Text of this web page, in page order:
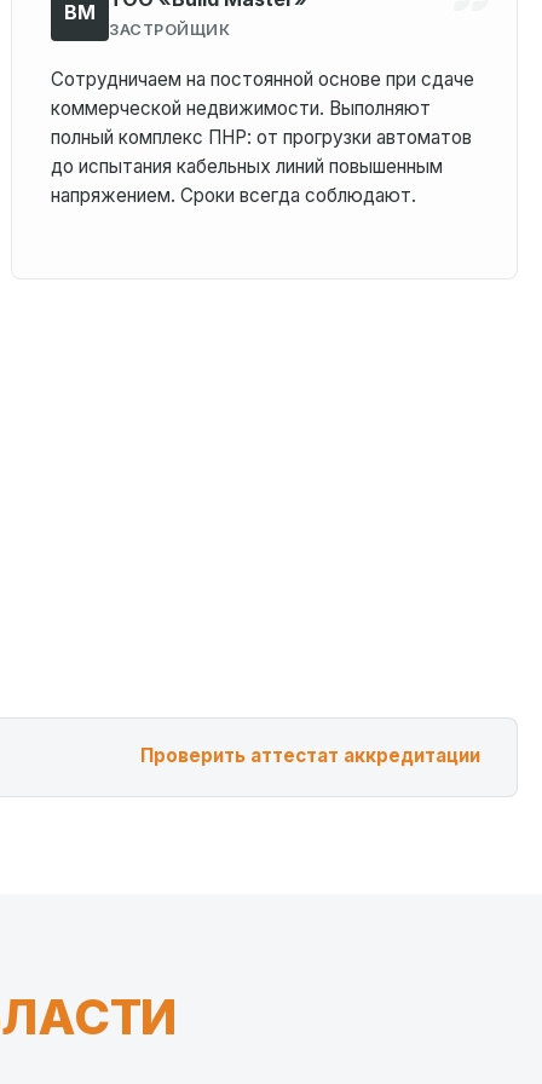
BM
ЗАСТРОЙЩИК
Сотрудничаем на постоянной основе при сдаче
коммерческой недвижимости. Выполняют
полный комплекс ПНР: от прогрузки автоматов
до испытания кабельных линий повышенным
напряжением. Сроки всегда соблюдают.
Проверить аттестат аккредитации